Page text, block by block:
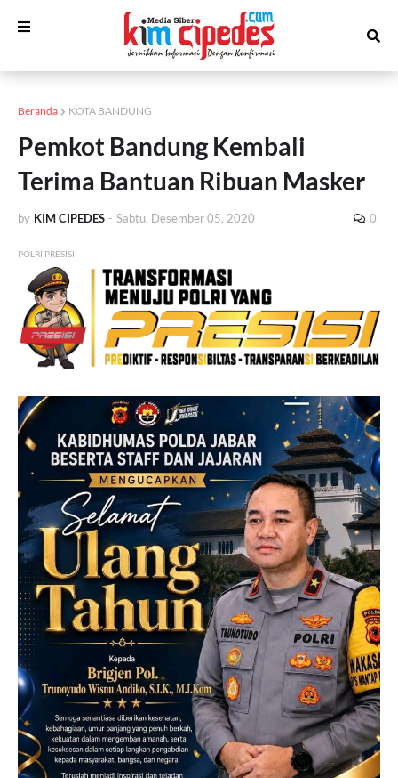
Beranda KOTA BANDUNG
Pemkot Bandung Kembali
Terima Bantuan Ribuan Masker
by KIM CIPEDES - Sabtu, Desember 05, 2020 0
POLRI PRESISI